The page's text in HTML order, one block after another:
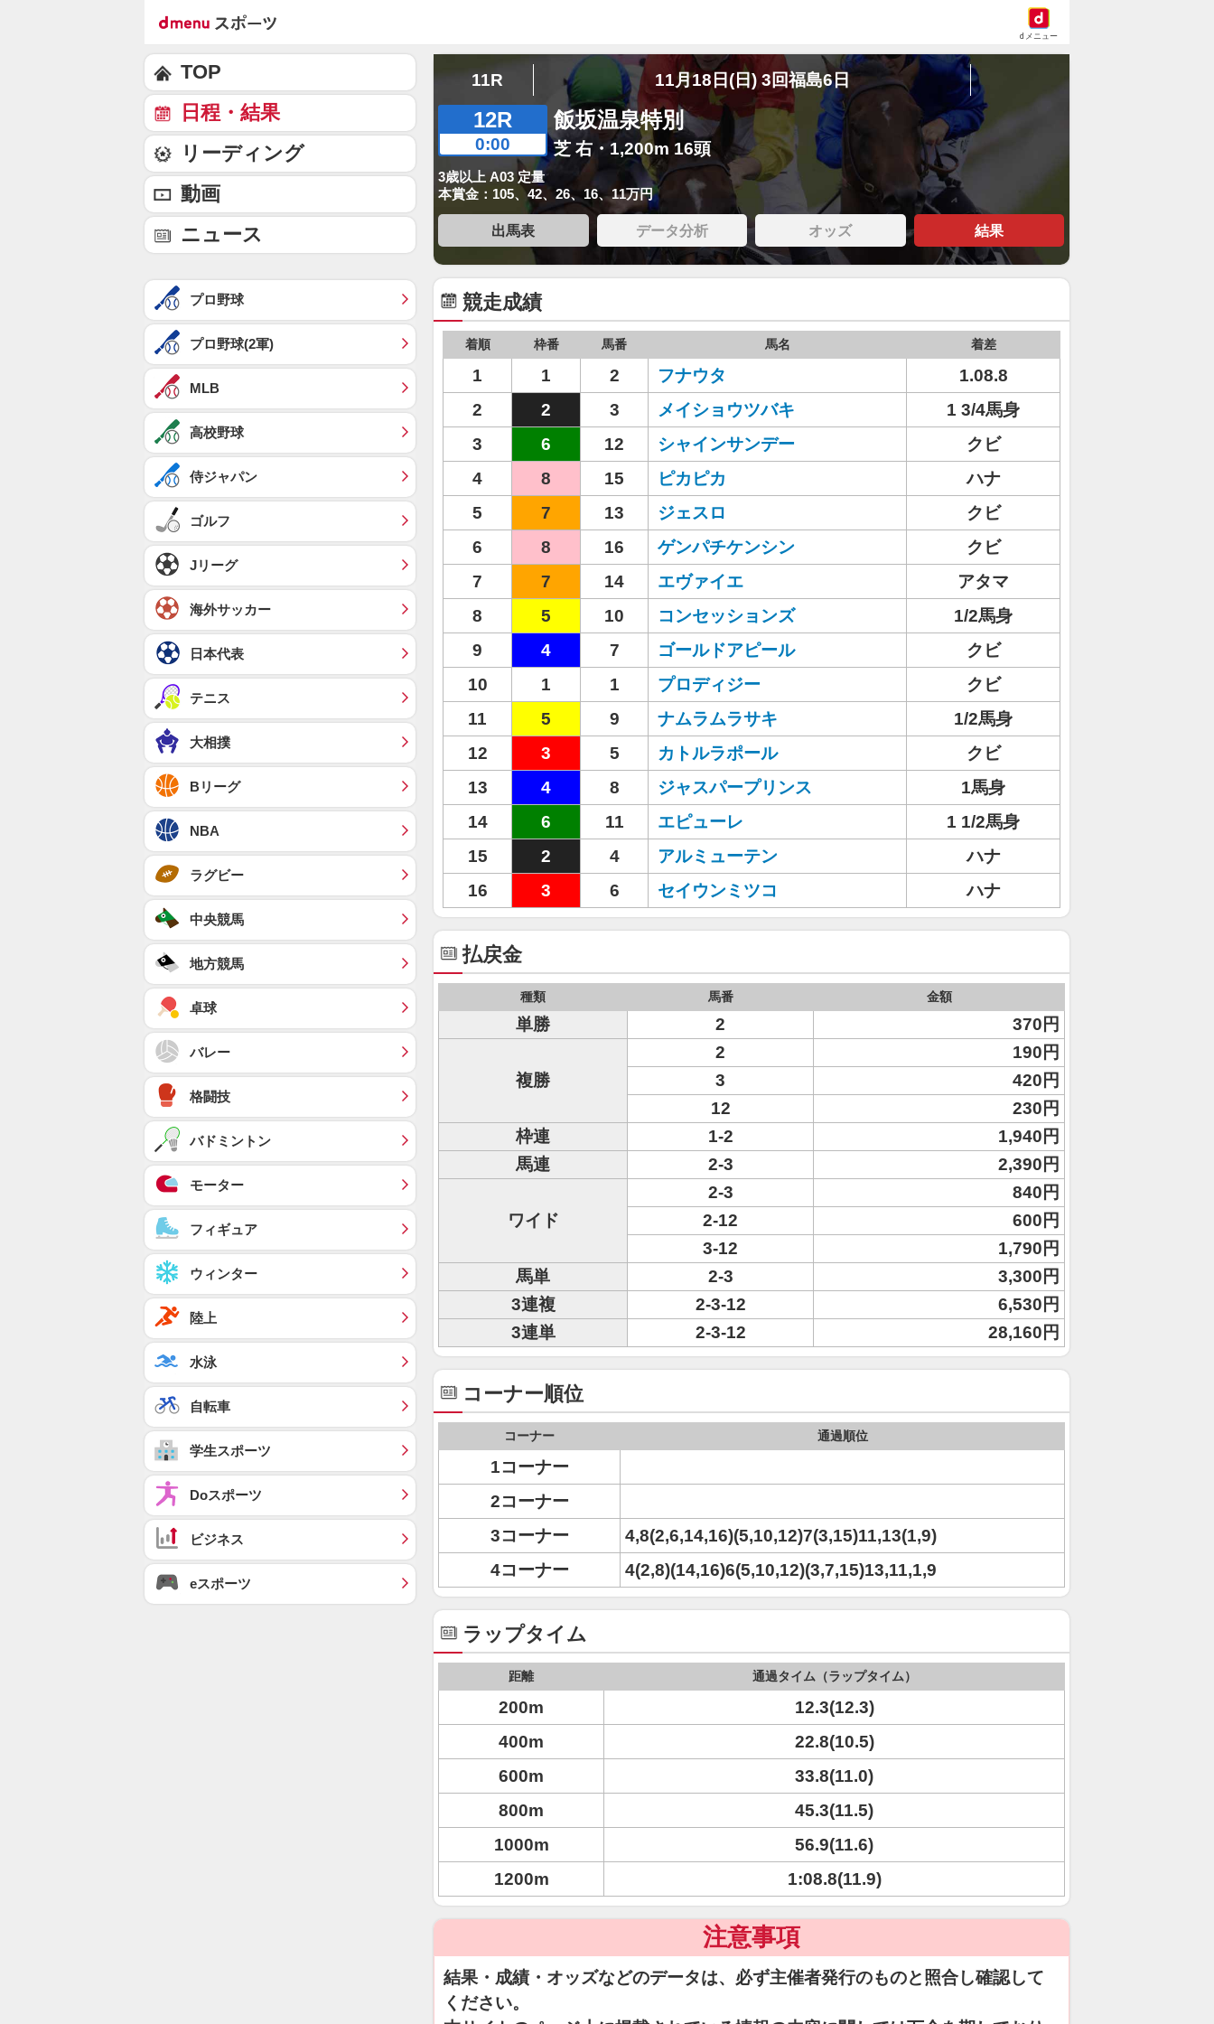
dメニュー
11R 11月18日(日) 3回福島6日
12R
0:00
飯坂温泉特別
芝 右・1,200m 16頭
3歳以上 A03 定量
本賞金：105、42、26、16、11万円
出馬表 データ分析 オッズ 結果
競走成績
着順 枠番 馬番 馬名 着差
1 1 2 フナウタ
1.08.8
2
2 3 メイショウツバキ
1 3/4馬身
3
6 12 シャインサンデー
クビ
4
8 15 ピカピカ
ハナ
5
7 13 ジェスロ
クビ
6
8 16 ゲンパチケンシン
クビ
7
7 14 エヴァイエ
アタマ
8
5 10 コンセッションズ
1/2馬身
9
4 7 ゴールドアピール
クビ
10
1 1 プロディジー
クビ
11
5 9 ナムラムラサキ
1/2馬身
12
3 5 カトルラポール
クビ
13
4 8 ジャスパープリンス
1馬身
14
6 11 エピューレ
1 1/2馬身
15
2 4 アルミューテン
ハナ
16
3 6 セイウンミツコ ハナ
払戻金
種類 馬番 金額
単勝 2 370円
複勝
2
190円
3
420円
12
230円
枠連
1-2
1,940円
馬連
2-3 2,390円
ワイド
2-3
840円
2-12
600円
3-12
1,790円
馬単
2-3
3,300円
3連複
2-3-12
6,530円
3連単
2-3-12 28,160円
コーナー順位
コーナー 通過順位
1コーナー
2コーナー
3コーナー
4,8(2,6,14,16)(5,10,12)7(3,15)11,13(1,9)
4コーナー
4(2,8)(14,16)6(5,10,12)(3,7,15)13,11,1,9
ラップタイム
距離 通過タイム（ラップタイム）
200m
12.3(12.3)
400m
22.8(10.5)
600m
33.8(11.0)
800m
45.3(11.5)
1000m
56.9(11.6)
1200m
1:08.8(11.9)
注意事項
結果・成績・オッズなどのデータは、必ず主催者発行のものと照合し確認して
ください。
TOP
日程・結果
リーディング
動画
ニュース
プロ野球
プロ野球(2軍)
MLB
高校野球
侍ジャパン
ゴルフ
Jリーグ
海外サッカー
日本代表
テニス
大相撲
Bリーグ
NBA
ラグビー
中央競馬
地方競馬
卓球
バレー
格闘技
バドミントン
モーター
フィギュア
ウィンター
陸上
水泳
自転車
学生スポーツ
Doスポーツ
ビジネス
eスポーツ